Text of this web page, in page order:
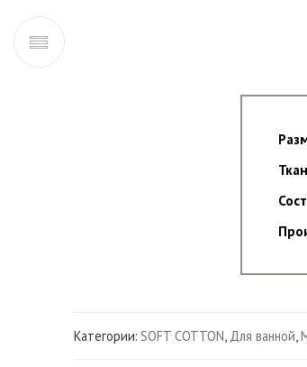
Категории: SOFT COTTON, Для ванной,